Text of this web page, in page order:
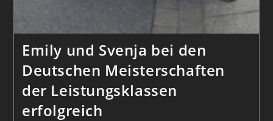
Emily und Svenja bei den
Deutschen Meisterschaften
der Leistungsklassen
erfolgreich